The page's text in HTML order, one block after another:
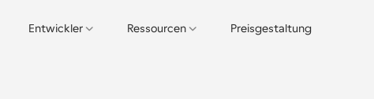
Entwickler Ressourcen Preisgestaltung